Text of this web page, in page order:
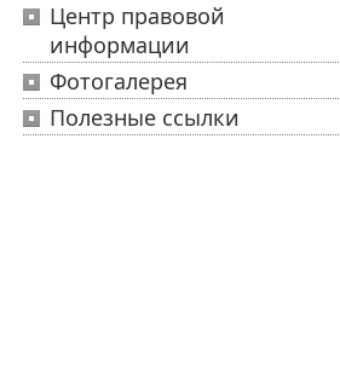
Центр правовой
информации
Фотогалерея
Полезные ссылки